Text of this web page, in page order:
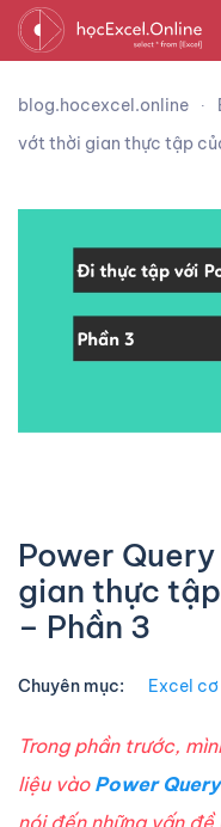
blog.hocexcel.online
vớt thời gian thực tập
Power
gian thực
– Phần 3
Chuyên mục: Excel
Trong phần trước,
liệu vào Power Query